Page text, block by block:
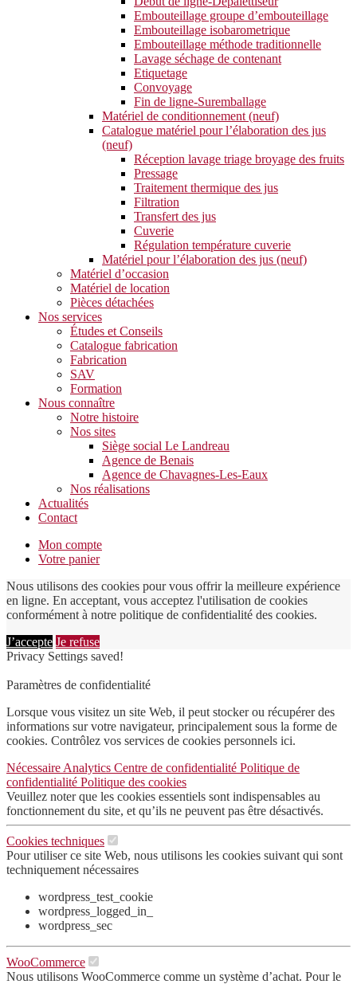
Embouteillage groupe d’embouteillage
Embouteillage isobarometrique
Embouteillage méthode traditionnelle
Lavage séchage de contenant
Etiquetage
Convoyage
Fin de ligne-Suremballage
Matériel de conditionnement (neuf)
Catalogue matériel pour l’élaboration des jus
(neuf)
Réception lavage triage broyage des fruits
Pressage
Traitement thermique des jus
Filtration
Transfert des jus
Cuverie
Régulation température cuverie
Matériel pour l’élaboration des jus (neuf)
Matériel d’occasion
Matériel de location
Pièces détachées
Nos services
Études et Conseils
Catalogue fabrication
Fabrication
SAV
Formation
Nous connaître
Notre histoire
Nos sites
Siège social Le Landreau
Agence de Benais
Agence de Chavagnes-Les-Eaux
Nos réalisations
Actualités
Contact
Mon compte
Votre panier
Nous utilisons des cookies pour vous offrir la meilleure expérience
en ligne. En acceptant, vous acceptez l'utilisation de cookies
conformément à notre politique de confidentialité des cookies.
J’accepte Je refuse
Privacy Settings saved!
Paramètres de confidentialité
Lorsque vous visitez un site Web, il peut stocker ou récupérer des
informations sur votre navigateur, principalement sous la forme de
cookies. Contrôlez vos services de cookies personnels ici.
Nécessaire Analytics Centre de confidentialité Politique de
confidentialité Politique des cookies
Veuillez noter que les cookies essentiels sont indispensables au
fonctionnement du site, et qu’ils ne peuvent pas être désactivés.
Cookies techniques
Pour utiliser ce site Web, nous utilisons les cookies suivant qui sont
techniquement nécessaires
wordpress_test_cookie
wordpress_logged_in_
wordpress_sec
WooCommerce
Nous utilisons WooCommerce comme un système d’achat. Pour le